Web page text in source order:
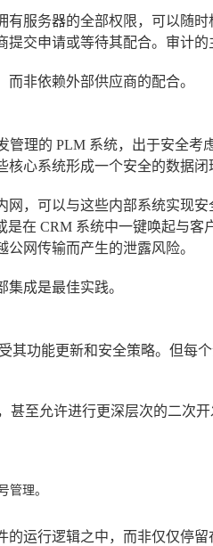
服务器的全部权限，可以随
交申请或等待其配合。审计的
非依赖外部供应商的配合。
管理的 PLM 系统，出于安全考
心系统形成一个安全的数据闭
，可以与这些内部系统实现
在 CRM 系统中一键唤起与客
网传输而产生的泄露风险。
成是最佳实践。
其功能更新和安全策略。但每
甚至允许进行更深层次的二次
理。
运行逻辑之中，而非仅仅停